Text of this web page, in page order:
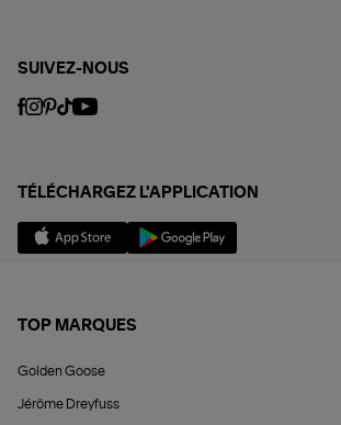
SUIVEZ-NOUS
TÉLÉCHARGEZ L'APPLICATION
TOP MARQUES
Golden Goose
Jérôme Dreyfuss